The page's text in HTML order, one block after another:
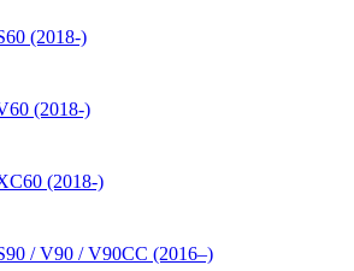
(2018-)
(2018-)
(2018-)
/ V90 / V90CC (2016–)